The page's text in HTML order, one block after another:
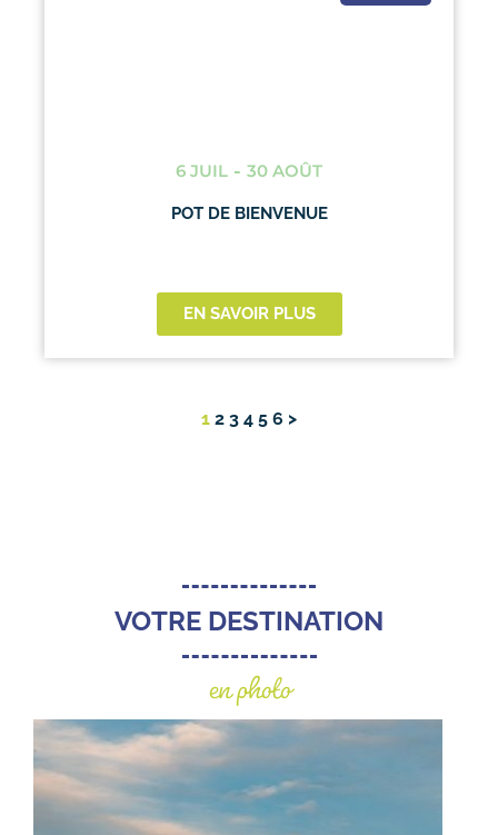
6 JUIL - 30 AOÛT
POT DE BIENVENUE
EN SAVOIR PLUS
1 2 3 4 5 6 >
VOTRE DESTINATION
en photo